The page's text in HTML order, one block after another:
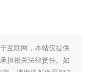
互联网，本站仅提供
担相关法律责任。如